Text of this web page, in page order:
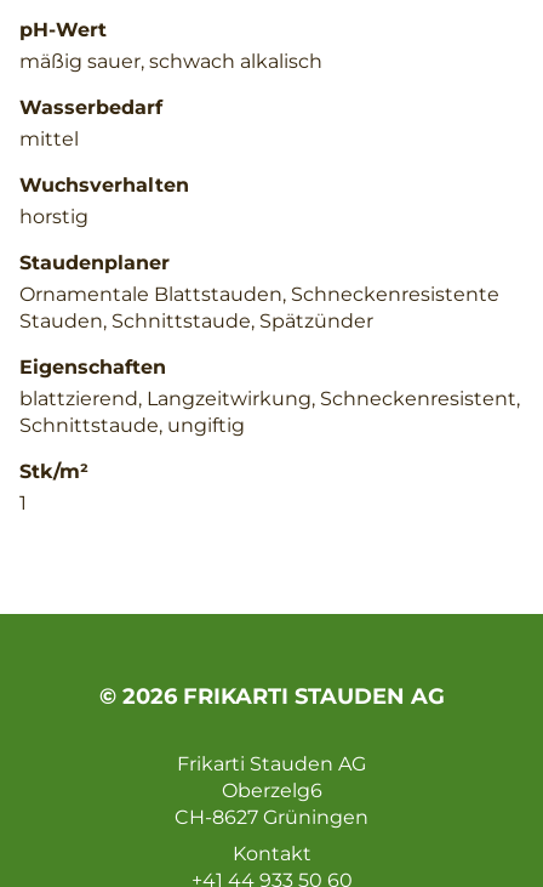
pH-Wert
mäßig sauer, schwach alkalisch
Wasserbedarf
mittel
Wuchsverhalten
horstig
Staudenplaner
Ornamentale Blattstauden, Schneckenresistente
Stauden, Schnittstaude, Spätzünder
Eigenschaften
blattzierend, Langzeitwirkung, Schneckenresistent,
Schnittstaude, ungiftig
Stk/m²
1
© 2026 FRIKARTI STAUDEN AG
Frikarti Stauden AG
Oberzelg6
CH-8627 Grüningen
Kontakt
+41 44 933 50 60